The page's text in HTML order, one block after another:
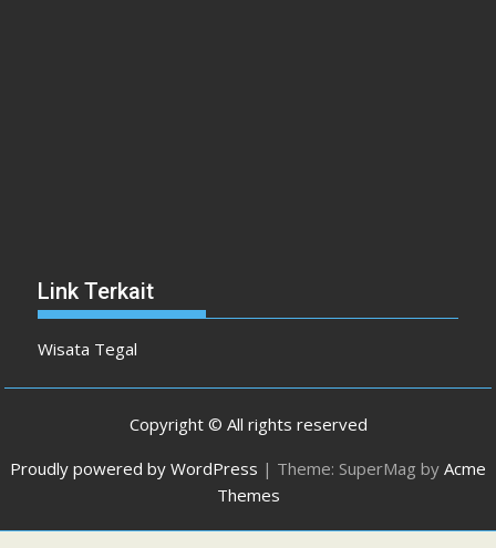
Link Terkait
Wisata Tegal
Copyright © All rights reserved
Proudly powered by WordPress | Theme: SuperMag by Acme
Themes